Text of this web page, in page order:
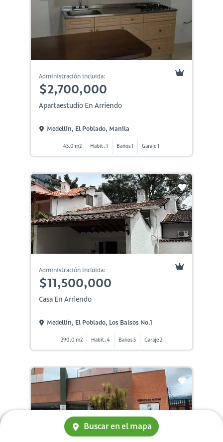
Administración incluida:
$2,700,000
Apartaestudio En Arriendo
Medellín, El Poblado, Manila
45.0 m2 Habit. 1 Baños 1 Garaje 1
Administración incluida:
$11,500,000
Casa En Arriendo
Medellín, El Poblado, Los Balsos No.1
290.0 m2 Habit. 4 Baños 5 Garaje 2
Buscar en el mapa